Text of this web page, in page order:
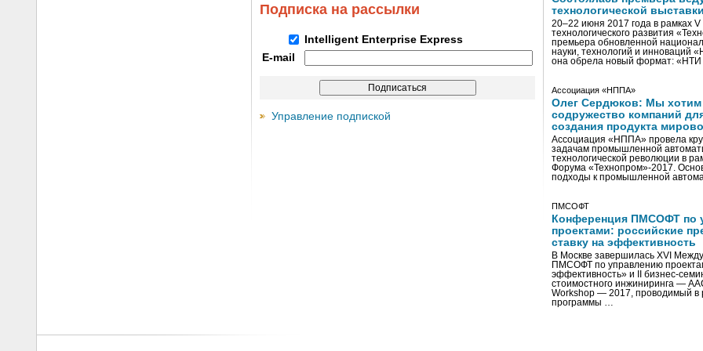
Подписка на рассылки
Intelligent Enterprise Express
E-mail
Управление подпиской
технологической
20–22 июня 2017 года в рамках
технологического развития
премьера обновленной
науки, технологий и инноваций
она обрела новый формат:
Ассоциация «НППА»
Олег Сердюков: Мы хотим
содружество компаний
создания продукта
Ассоциация «НППА» провела
задачам промышленной
технологической революции в
Форума «Технопром»-2017.
подходы к промышленной
ПМСОФТ
Конференция ПМСОФТ по
проектами: российские
ставку на эффективность
В Москве завершилась XVI
ПМСОФТ по управлению
эффективность» и II бизнес-
стоимостного инжиниринга —
Workshop — 2017, проводимый в
программы …